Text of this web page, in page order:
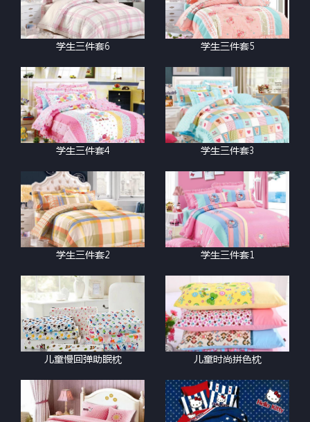
学生三件套6 学生三件套5
学生三件套4 学生三件套3
学生三件套2 学生三件套1
儿童慢回弹助眠枕 儿童时尚拼色枕